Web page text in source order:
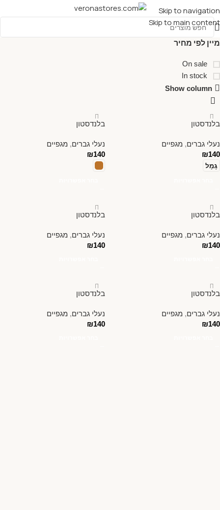
Skip to navigation
Skip to main content
מיין לפי מחיר
Show column
בלנדסטון
נעלי גברים, מגפיים
₪140
גָמָל
בלנדסטון
נעלי גברים, מגפיים
₪140
בלנדסטון
נעלי גברים, מגפיים
₪140
בלנדסטון
נעלי גברים, מגפיים
₪140
בלנדסטון
נעלי גברים, מגפיים
₪140
בלנדסטון
נעלי גברים, מגפיים
₪140